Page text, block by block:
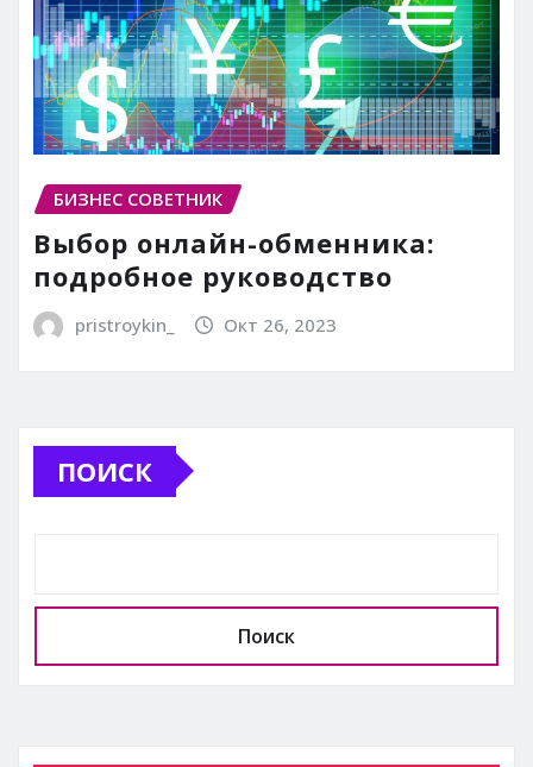
БИЗНЕС СОВЕТНИК
Выбор онлайн-обменника:
подробное руководство
pristroykin_ Окт 26, 2023
ПОИСК
Поиск